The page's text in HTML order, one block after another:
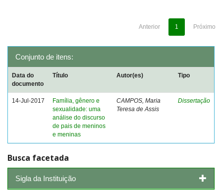
Anterior 1 Próximo
Conjunto de itens:
Data do
documento
Título Autor(es) Tipo
14-Jul-2017
Família, gênero e
sexualidade: uma
análise do discurso
de pais de meninos
e meninas
CAMPOS, Maria
Teresa de Assis
Dissertação
Busca facetada
Sigla da Instituição